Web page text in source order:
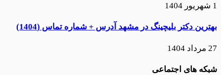
1 شهریور 1404
بهترین دکتر بلیچینگ در مشهد آدرس + شماره تماس (1404)
27 مرداد 1404
شبکه های اجتماعی